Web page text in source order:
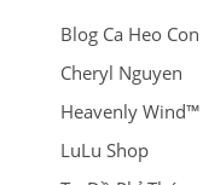
Blog Ca Heo Con
Cheryl Nguyen
Heavenly Wind™
LuLu Shop